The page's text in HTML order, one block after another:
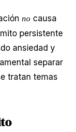
no causa
persistente
ansiedad y
separar
tratan temas